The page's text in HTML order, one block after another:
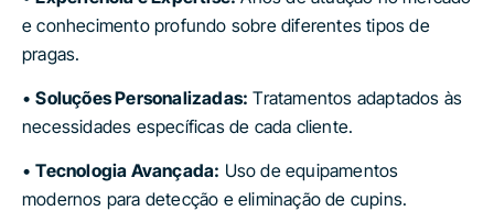
e conhecimento profundo sobre diferentes tipos de
pragas.
•Soluções Personalizadas: Tratamentos adaptados às
necessidades específicas de cada cliente.
•Tecnologia Avançada: Uso de equipamentos
modernos para detecção e eliminação de cupins.